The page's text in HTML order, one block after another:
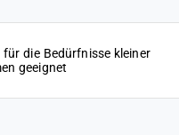
für die Bedürfnisse kleiner
geeignet